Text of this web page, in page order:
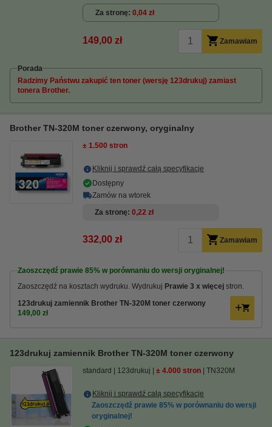
Za stronę 0,04 zł
149,00 zł Zamawiam
Porada
Radzimy Państwu zakupić ten toner (wersję 123drukuj) zamiast
tonera Brother.
Brother TN-320M toner czerwony, oryginalny
± 1.500 stron
Kliknij i sprawdź całą specyfikacje
Dostępny
Zamów na wtorek
Za stronę 0,22 zł
332,00 zł Zamawiam
Zaoszczędź prawie 85% w porównaniu do wersji oryginalnej!
Zaoszczędź na kosztach wydruku. Wydrukuj Prawie 3 x więcej stron.
123drukuj zamiennik Brother TN-320M toner czerwony
149,00 zł
123drukuj zamiennik Brother TN-320M toner czerwony
standard 123drukuj ± 4.000 stron TN320M
Kliknij i sprawdź całą specyfikacje
Zaoszczędź prawie 85% w porównaniu do wersji
oryginalnej!